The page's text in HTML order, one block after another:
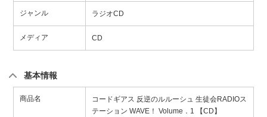
ジャンル ラジオCD
メディア CD
基本情報
商品名
コードギアス 反逆のルルーシュ 生徒会RADIOス
テーション WAVE！ Volume．1 【CD】